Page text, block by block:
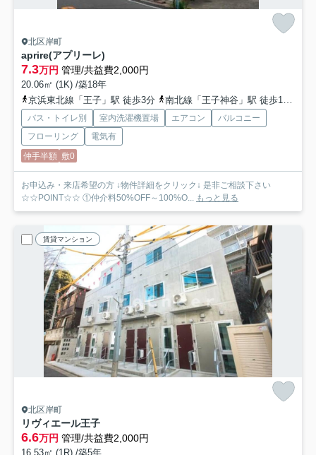
北区岸町
aprire(アプリーレ)
7.3万円 管理/共益費2,000円
20.06㎡ (1K) /築18年
京浜東北線「王子」駅 徒歩3分
南北線「王子神谷」駅 徒歩17分
バス・トイレ別 室内洗濯機置場 エアコン
バルコニー
フローリング
電気有
仲手半額 敷0
お申込み・来店希望の方 ↓物件詳細をクリック↓ 是非ご相談下さい
☆☆POINT☆☆ ①仲介料50%OFF～100%O... もっと見る
賃貸マンション
北区岸町
リヴィエール王子
6.6万円 管理/共益費2,000円
16.53㎡ (1R) /築5年